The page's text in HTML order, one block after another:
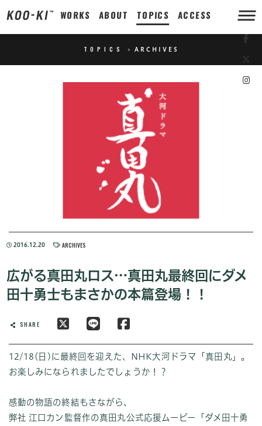
WORKS ABOUT TOPICS ACCESS
TOPICS > ARCHIVES
2016.12.20 ARCHIVES
広がる真田丸ロス…真田丸最終回にダメ
田十勇士もまさかの本篇登場！！
SHARE
12/18(日)に最終回を迎えた、NHK大河ドラマ「真田丸」。
お楽しみになられましたでしょうか！？
感動の物語の終結もさながら、
弊社 江口カン監督作の真田丸公式応援ムービー「ダメ田十勇